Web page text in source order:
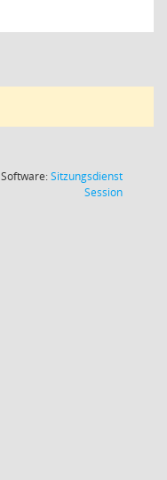
Software:Sitzungsdienst
Session(Wird in